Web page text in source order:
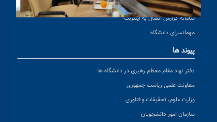
تکریم ارباب رجوع
سامانه گزارش اتصال به اینترنت
مهمانسرای دانشگاه
پیوند ها
دفتر نهاد مقام معظم رهبری در دانشگاه ها
معاونت علمی ریاست جمهوری
وزارت علوم، تحقیقات و فناوری
سازمان امور دانشجویان